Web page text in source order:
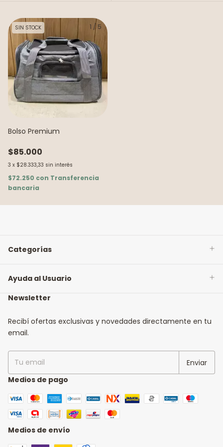
1 / 5
SIN STOCK
Bolso Premium
$85.000
3 x $28.333,33 sin interés
$72.250 con Transferencia
bancaria
Categorías
Ayuda al Usuario
Newsletter
Recibí ofertas exclusivas y novedades directamente en tu
email.
Medios de pago
Medios de envío